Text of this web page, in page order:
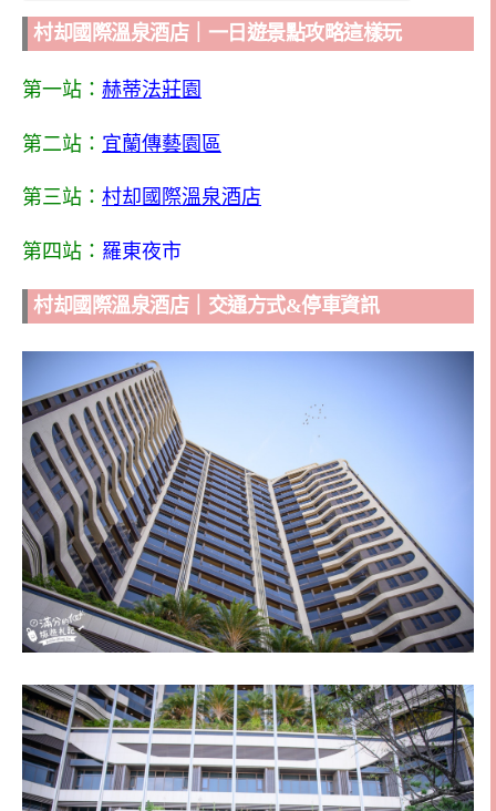
村却國際溫泉酒店｜一日遊景點攻略這樣玩
第一站： 赫蒂法莊園
第二站： 宜蘭傳藝園區
第三站： 村却國際溫泉酒店
第四站： 羅東夜市
村却國際溫泉酒店｜交通方式&停車資訊